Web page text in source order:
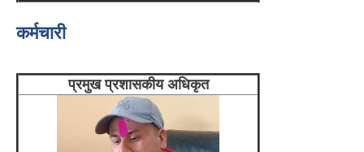
कर्मचारी
प्रमुख प्रशासकीय अधिकृत